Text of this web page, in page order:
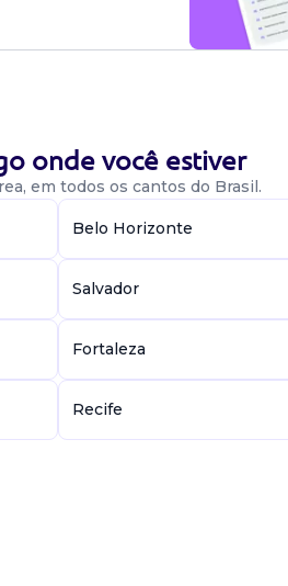
onde você estiver
em todos os cantos do Brasil.
Belo Horizonte
Salvador
Fortaleza
Recife